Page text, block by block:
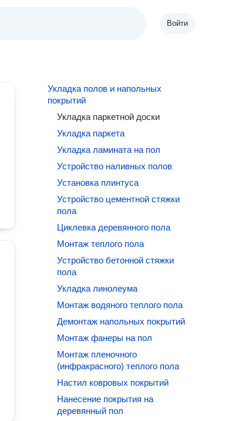
Войти
Укладка полов и напольных
покрытий
Укладка паркетной доски
Укладка паркета
Укладка ламината на пол
Устройство наливных полов
Установка плинтуса
Устройство цементной стяжки
пола
Циклевка деревянного пола
Монтаж теплого пола
Устройство бетонной стяжки
пола
Укладка линолеума
Монтаж водяного теплого пола
Демонтаж напольных покрытий
Монтаж фанеры на пол
Монтаж пленочного
(инфракрасного) теплого пола
Настил ковровых покрытий
Нанесение покрытия на
деревянный пол